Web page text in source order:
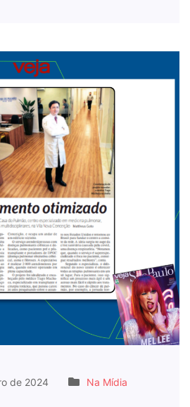
de 2024 Na Mídia